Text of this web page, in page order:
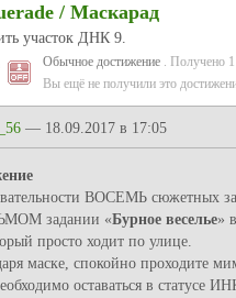
/ Маскарад
участок ДНК 9.
Обычное достижение . Получено
Вы ещё не получили это
— 18.09.2017 в 17:05
ВОСЕМЬ сюжетных
задании «Бурное веселье»
просто ходит по улице.
маске, спокойно проходите
оставаться в статусе